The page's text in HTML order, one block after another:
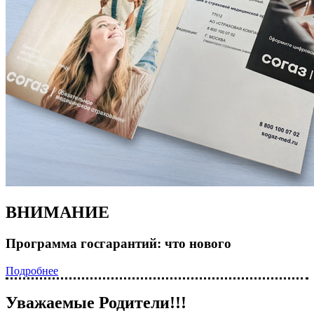
ВНИМАНИЕ
Программа госгарантий: что нового
Подробнее
Уважаемые Родители!!!